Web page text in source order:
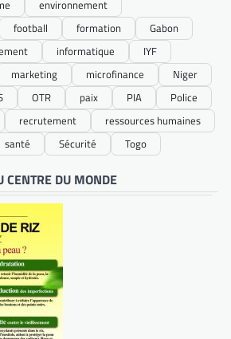
environnement
football formation
Gabon
informatique
IYF
marketing microfinance
Niger
OTR paix PIA
Police
recrutement
ressources humaines
santé Sécurité Togo
CENTRE DU MONDE